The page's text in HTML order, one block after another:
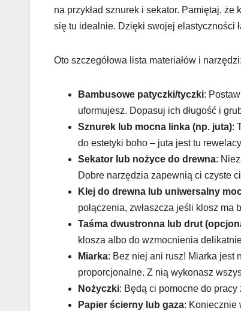
na przykład sznurek i sekator. Pamiętaj,
się tu idealnie. Dzięki swojej elastyczności
Oto szczegółowa lista materiałów i narzędzi:
Bambusowe patyczki/tyczki:
uformujesz. Dopasuj ich długość i
Sznurek lub mocna linka (np. juta):
do estetyki boho – juta jest tu
Sekator lub nożyce do drewna:
Dobre narzędzia zapewnią ci czyste
Klej do drewna lub uniwersalny
połączenia, zwłaszcza jeśli klosz
Taśma dwustronna lub drut
klosza albo do wzmocnienia
Miarka: Bez niej ani rusz! Miarka jest
proporcjonalne. Z nią wykonasz
Nożyczki: Będą ci pomocne do pracy
Papier ścierny lub gaza: Koniecznie